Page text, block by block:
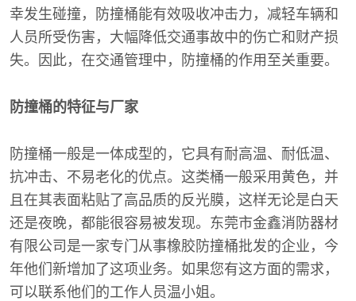
幸发生碰撞，防撞桶能有效吸收冲击力，减轻车辆和
人员所受伤害，大幅降低交通事故中的伤亡和财产损
失。因此，在交通管理中，防撞桶的作用至关重要。
防撞桶的特征与厂家
防撞桶一般是一体成型的，它具有耐高温、耐低温、
抗冲击、不易老化的优点。这类桶一般采用黄色，并
且在其表面粘贴了高品质的反光膜，这样无论是白天
还是夜晚，都能很容易被发现。东莞市金鑫消防器材
有限公司是一家专门从事橡胶防撞桶批发的企业，今
年他们新增加了这项业务。如果您有这方面的需求，
可以联系他们的工作人员温小姐。